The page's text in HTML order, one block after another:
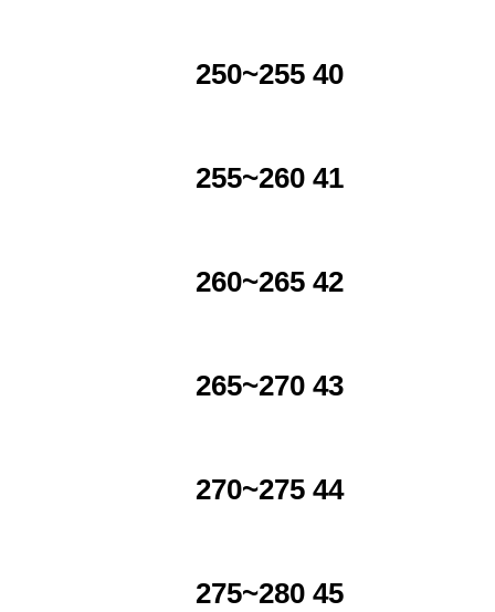
250~255 40
255~260 41
260~265 42
265~270 43
270~275 44
275~280 45